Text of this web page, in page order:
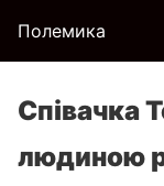
Полемика
Співачка
людиною